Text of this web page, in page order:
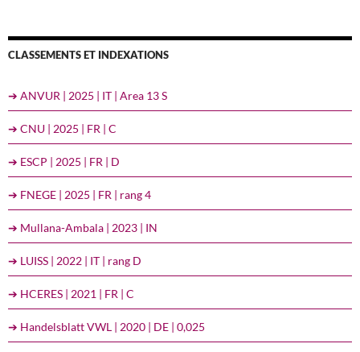
CLASSEMENTS ET INDEXATIONS
➔ ANVUR | 2025 | IT | Area 13 S
➔ CNU | 2025 | FR | C
➔ ESCP | 2025 | FR | D
➔ FNEGE | 2025 | FR | rang 4
➔ Mullana-Ambala | 2023 | IN
➔ LUISS | 2022 | IT | rang D
➔ HCERES | 2021 | FR | C
➔ Handelsblatt VWL | 2020 | DE | 0,025